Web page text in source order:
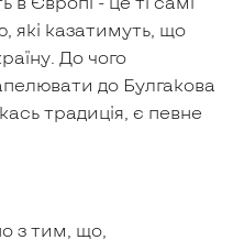
які казатимуть, що
До чого
до Булгакова
традиція, є певне
з тим, що,